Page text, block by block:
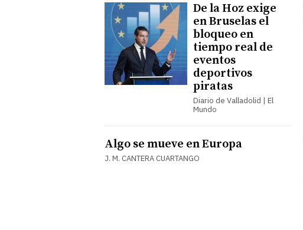
De la Hoz exige
en Bruselas el
bloqueo en
tiempo real de
eventos
deportivos
piratas
Diario de Valladolid | El
Mundo
Algo se mueve en Europa
J. M. CANTERA CUARTANGO